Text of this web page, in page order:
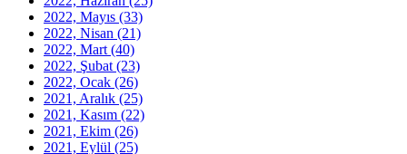
2022, Mayıs (33)
2022, Nisan (21)
2022, Mart (40)
2022, Şubat (23)
2022, Ocak (26)
2021, Aralık (25)
2021, Kasım (22)
2021, Ekim (26)
2021, Eylül (25)